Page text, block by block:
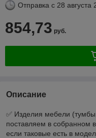
Отправка с 28 августа
854,73 руб.
Описание
✅ Изделия мебели
поставляем в собранном
если таковые есть в